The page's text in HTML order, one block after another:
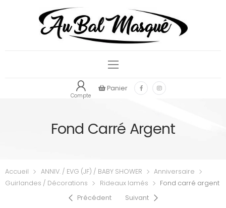
Compte
Panier
Fond Carré Argent
Accueil ANNIV. / EVG (JF) / BABY SHOWER
Anniversaire
Guirlandes / Décorations
Rideaux lamés
Fond carré argent
Précédent
Suivant